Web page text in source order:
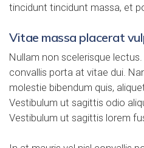
tincidunt tincidunt massa, et
Vitae massa placerat
Nullam non scelerisque
convallis porta at vitae dui.
molestie bibendum quis,
Vestibulum ut sagittis odio
Vestibulum ut sagittis lorem